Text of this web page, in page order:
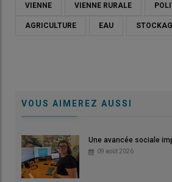
VIENNE VIENNE RURALE
AGRICULTURE EAU
VOUS AIMEREZ AUSSI
Une avancée sociale
09 août 2026